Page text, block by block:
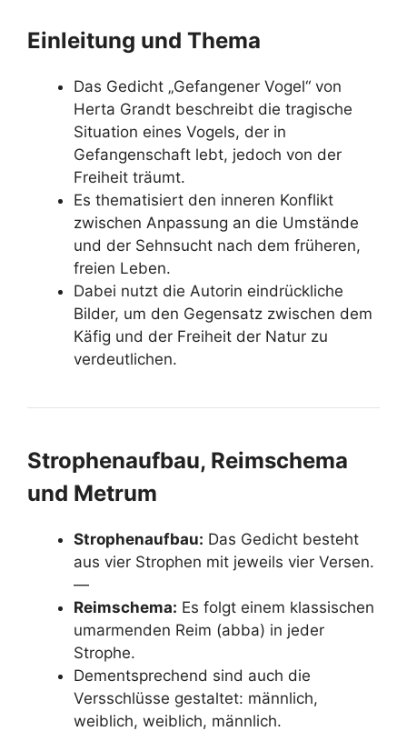
Einleitung und Thema
Das Gedicht „Gefangener Vogel“ von
Herta Grandt beschreibt die tragische
Situation eines Vogels, der in
Gefangenschaft lebt, jedoch von der
Freiheit träumt.
Es thematisiert den inneren Konflikt
zwischen Anpassung an die Umstände
und der Sehnsucht nach dem früheren,
freien Leben.
Dabei nutzt die Autorin eindrückliche
Bilder, um den Gegensatz zwischen dem
Käfig und der Freiheit der Natur zu
verdeutlichen.
Strophenaufbau, Reimschema
und Metrum
Strophenaufbau: Das Gedicht besteht
aus vier Strophen mit jeweils vier Versen.
—
Reimschema: Es folgt einem klassischen
umarmenden Reim (abba) in jeder
Strophe.
Dementsprechend sind auch die
Versschlüsse gestaltet: männlich,
weiblich, weiblich, männlich.